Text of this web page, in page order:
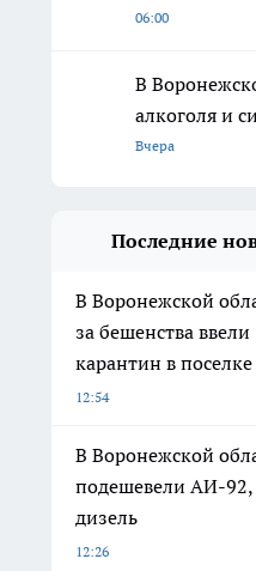
06:00
В
алкоголя и
Вчера
Последние
В Воронежской
за бешенства ввели
карантин в поселке
12:54
В Воронежской
подешевели АИ-
дизель
12:26